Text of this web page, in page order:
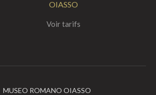
OIASSO
Voir tarifs
MUSEO ROMANO OIASSO